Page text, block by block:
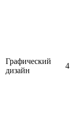
Графический
дизайн
4